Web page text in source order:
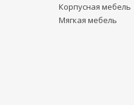
Корпусная мебель
Мягкая мебель